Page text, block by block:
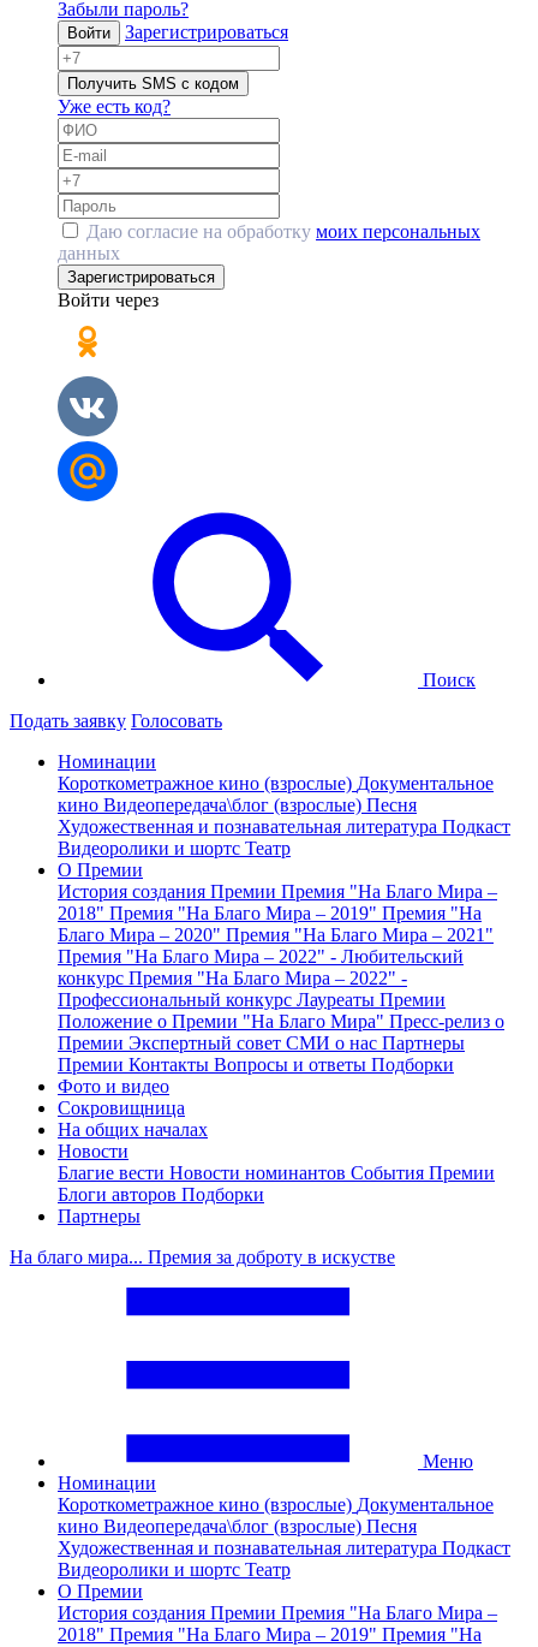
Забыли пароль?
Войти Зарегистрироваться
Получить SMS с кодом
Уже есть код?
Даю согласие на обработку моих персональных
данных
Зарегистрироваться
Войти через
Поиск
Подать заявку Голосовать
Номинации
Короткометражное кино (взрослые) Документальное
кино Видеопередача\блог (взрослые) Песня
Художественная и познавательная литература Подкаст
Видеоролики и шортс Театр
О Премии
История создания Премии Премия "На Благо Мира –
2018" Премия "На Благо Мира – 2019" Премия "На
Благо Мира – 2020" Премия "На Благо Мира – 2021"
Премия "На Благо Мира – 2022" - Любительский
конкурс Премия "На Благо Мира – 2022" -
Профессиональный конкурс Лауреаты Премии
Положение о Премии "На Благо Мира" Пресс-релиз о
Премии Экспертный совет СМИ о нас Партнеры
Премии Контакты Вопросы и ответы Подборки
Фото и видео
Сокровищница
На общих началах
Новости
Благие вести Новости номинантов События Премии
Блоги авторов Подборки
Партнеры
На благо мира... Премия за доброту в искустве
Меню
Номинации
Короткометражное кино (взрослые) Документальное
кино Видеопередача\блог (взрослые) Песня
Художественная и познавательная литература Подкаст
Видеоролики и шортс Театр
О Премии
История создания Премии Премия "На Благо Мира –
2018" Премия "На Благо Мира – 2019" Премия "На